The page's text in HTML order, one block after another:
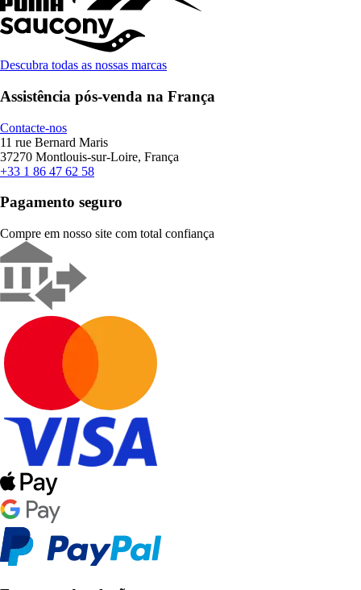
Descubra todas as nossas marcas
Assistência pós-venda na França
Contacte-nos
11 rue Bernard Maris
37270 Montlouis-sur-Loire, França
+33 1 86 47 62 58
Pagamento seguro
Compre em nosso site com total confiança